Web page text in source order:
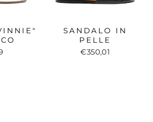
SANDALO IN
PELLE
€350,01